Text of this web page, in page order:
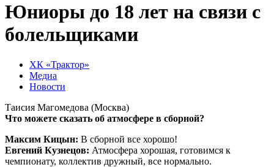
Юниоры до 18 лет на связи с
болельщиками
ХК «Трактор»
Медиа
Новости
Таисия Магомедова (Москва)
Что можете сказать об атмосфере в сборной?
Максим Кицын: В сборной все хорошо!
Евгений Кузнецов: Атмосфера хорошая, готовимся к
чемпионату, коллектив дружный, все нормально.